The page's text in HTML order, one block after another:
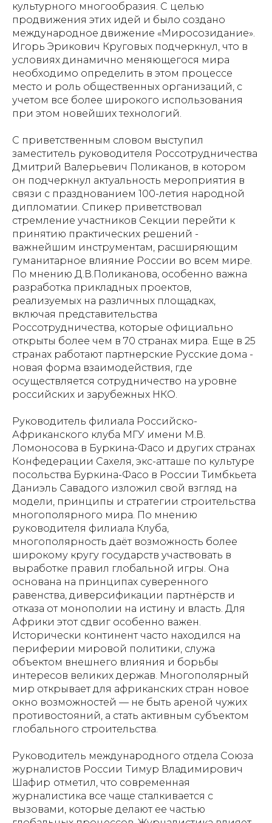
культурного многообразия. С целью
продвижения этих идей и было создано
международное движение «Миросозидание».
Игорь Эрикович Круговых подчеркнул, что в
условиях динамично меняющегося мира
необходимо определить в этом процессе
место и роль общественных организаций, с
учетом все более широкого использования
при этом новейших технологий.
С приветственным словом выступил
заместитель руководителя Россотрудничества
Дмитрий Валерьевич Поликанов, в котором
он подчеркнул актуальность мероприятия в
связи с празднованием 100-летия народной
дипломатии. Спикер приветствовал
стремление участников Секции перейти к
принятию практических решений -
важнейшим инструментам, расширяющим
гуманитарное влияние России во всем мире.
По мнению Д.В.Поликанова, особенно важна
разработка прикладных проектов,
реализуемых на различных площадках,
включая представительства
Россотрудничества, которые официально
открыты более чем в 70 странах мира. Еще в 25
странах работают партнерские Русские дома -
новая форма взаимодействия, где
осуществляется сотрудничество на уровне
российских и зарубежных НКО.
Руководитель филиала Российско-
Африканского клуба МГУ имени М.В.
Ломоносова в Буркина-Фасо и других странах
Конфедерации Сахеля, экс-атташе по культуре
посольства Буркина-Фасо в России Тимбкьета
Даниэль Савадого изложил свой взгляд на
модели, принципы и стратегии строительства
многополярного мира. По мнению
руководителя филиала Клуба,
многополярность даёт возможность более
широкому кругу государств участвовать в
выработке правил глобальной игры. Она
основана на принципах суверенного
равенства, диверсификации партнёрств и
отказа от монополии на истину и власть. Для
Африки этот сдвиг особенно важен.
Исторически континент часто находился на
периферии мировой политики, служа
объектом внешнего влияния и борьбы
интересов великих держав. Многополярный
мир открывает для африканских стран новое
окно возможностей — не быть ареной чужих
противостояний, а стать активным субъектом
глобального строительства.
Руководитель международного отдела Союза
журналистов России Тимур Владимирович
Шафир отметил, что современная
журналистика все чаще сталкивается с
вызовами, которые делают ее частью